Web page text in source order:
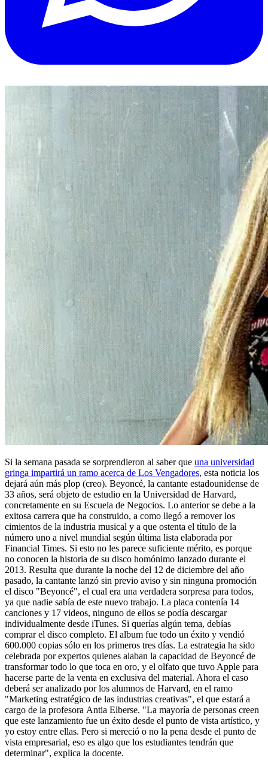
Si la semana pasada se sorprendieron al saber que una universidad
gringa impartirá un ramo acerca de Los Vengadores, esta noticia los
dejará aún más plop (creo). Beyoncé, la cantante estadounidense de
33 años, será objeto de estudio en la Universidad de Harvard,
concretamente en su Escuela de Negocios. Lo anterior se debe a la
exitosa carrera que ha construido, a como llegó a remover los
cimientos de la industria musical y a que ostenta el título de la
número uno a nivel mundial según última lista elaborada por
Financial Times. Si esto no les parece suficiente mérito, es porque
no conocen la historia de su disco homónimo lanzado durante el
2013. Resulta que durante la noche del 12 de diciembre del año
pasado, la cantante lanzó sin previo aviso y sin ninguna promoción
el disco "Beyoncé", el cual era una verdadera sorpresa para todos,
ya que nadie sabía de este nuevo trabajo. La placa contenía 14
canciones y 17 videos, ninguno de ellos se podía descargar
individualmente desde iTunes. Si querías algún tema, debías
comprar el disco completo. El album fue todo un éxito y vendió
600.000 copias sólo en los primeros tres días. La estrategia ha sido
celebrada por expertos quienes alaban la capacidad de Beyoncé de
transformar todo lo que toca en oro, y el olfato que tuvo Apple para
hacerse parte de la venta en exclusiva del material. Ahora el caso
deberá ser analizado por los alumnos de Harvard, en el ramo
"Marketing estratégico de las industrias creativas", el que estará a
cargo de la profesora Antia Elberse. "La mayoría de personas creen
que este lanzamiento fue un éxito desde el punto de vista artístico, y
yo estoy entre ellas. Pero si mereció o no la pena desde el punto de
vista empresarial, eso es algo que los estudiantes tendrán que
determinar", explica la docente.